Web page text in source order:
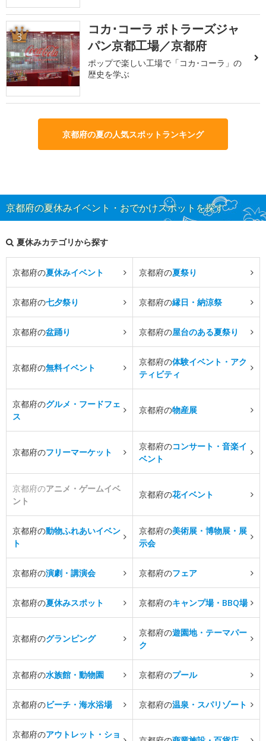
3
コカ･コーラ ボトラーズジャ
パン京都工場／京都府
ポップで楽しい工場で「コカ･コーラ」の
歴史を学ぶ
京都府の夏の人気スポットランキング
京都府の夏休みイベント・おでかけスポットを探す
夏休みカテゴリから探す
京都府の夏休みイベント 京都府の夏祭り
京都府の七夕祭り 京都府の縁日・納涼祭
京都府の盆踊り 京都府の屋台のある夏祭り
京都府の無料イベント
京都府の体験イベント・アク
ティビティ
京都府のグルメ・フードフェ
ス
京都府の物産展
京都府のフリーマーケット
京都府のコンサート・音楽イ
ベント
京都府のアニメ・ゲームイベ
ント
京都府の花イベント
京都府の動物ふれあいイベン
ト
京都府の美術展・博物展・展
示会
京都府の演劇・講演会 京都府のフェア
京都府の夏休みスポット 京都府のキャンプ場・BBQ場
京都府のグランピング
京都府の遊園地・テーマパー
ク
京都府の水族館・動物園 京都府のプール
京都府のビーチ・海水浴場 京都府の温泉・スパリゾート
京都府のアウトレット・ショ